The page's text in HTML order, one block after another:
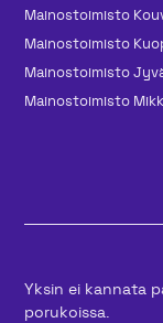
Mainos­toimisto
Mainos­toimisto
Mainos­toimisto
Mainos­toimisto
Yksin ei kannata
porukoissa.